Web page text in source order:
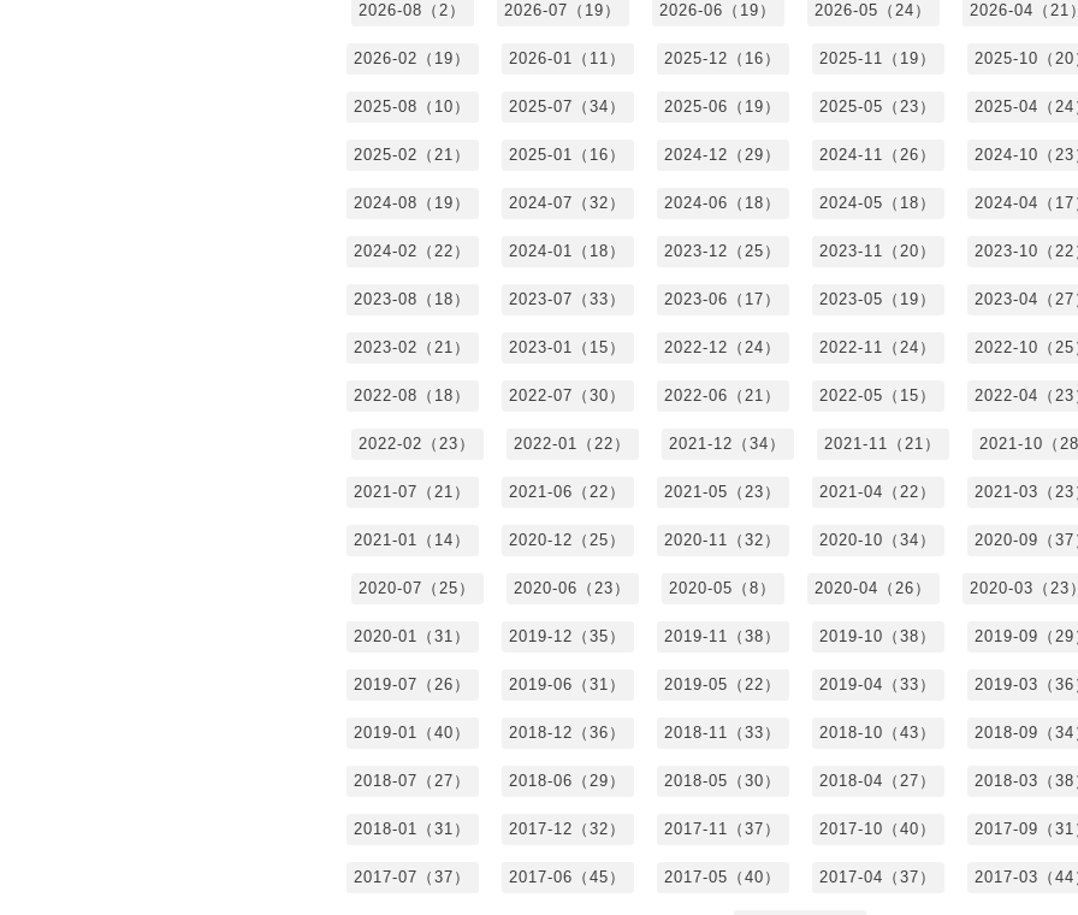
2026-08（2） 2026-07（19） 2026-06（19） 2026-05（24） 2026-04（21）
2026-02（19） 2026-01（11） 2025-12（16） 2025-11（19） 2025-10（20
2025-08（10） 2025-07（34） 2025-06（19） 2025-05（23） 2025-04（24
2025-02（21） 2025-01（16） 2024-12（29） 2024-11（26） 2024-10（23
2024-08（19） 2024-07（32） 2024-06（18） 2024-05（18） 2024-04（17
2024-02（22） 2024-01（18） 2023-12（25） 2023-11（20） 2023-10（22
2023-08（18） 2023-07（33） 2023-06（17） 2023-05（19） 2023-04（27
2023-02（21） 2023-01（15） 2022-12（24） 2022-11（24） 2022-10（25
2022-08（18） 2022-07（30） 2022-06（21） 2022-05（15） 2022-04（23
2022-02（23） 2022-01（22） 2021-12（34） 2021-11（21） 2021-10（28
2021-07（21） 2021-06（22） 2021-05（23） 2021-04（22） 2021-03（23
2021-01（14） 2020-12（25） 2020-11（32） 2020-10（34） 2020-09（37
2020-07（25） 2020-06（23） 2020-05（8） 2020-04（26） 2020-03（23）
2020-01（31） 2019-12（35） 2019-11（38） 2019-10（38） 2019-09（29
2019-07（26） 2019-06（31） 2019-05（22） 2019-04（33） 2019-03（36
2019-01（40） 2018-12（36） 2018-11（33） 2018-10（43） 2018-09（34
2018-07（27） 2018-06（29） 2018-05（30） 2018-04（27） 2018-03（38
2018-01（31） 2017-12（32） 2017-11（37） 2017-10（40） 2017-09（31
2017-07（37） 2017-06（45） 2017-05（40） 2017-04（37） 2017-03（44